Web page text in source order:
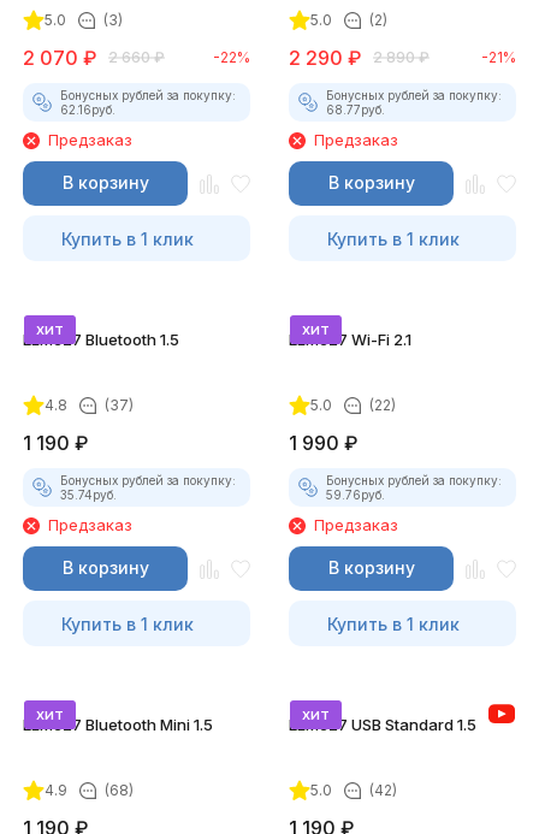
5.0 (3)
2 070 ₽ 2 660 ₽ -22%
Бонусных рублей за покупку:
62.16руб.
Предзаказ
В корзину
Купить в 1 клик
5.0 (2)
2 290 ₽ 2 890 ₽ -21%
Бонусных рублей за покупку:
68.77руб.
Предзаказ
В корзину
Купить в 1 клик
хит
ELM327 Bluetooth 1.5
4.8 (37)
1 190 ₽
Бонусных рублей за покупку:
35.74руб.
Предзаказ
В корзину
Купить в 1 клик
хит
ELM327 Wi-Fi 2.1
5.0 (22)
1 990 ₽
Бонусных рублей за покупку:
59.76руб.
Предзаказ
В корзину
Купить в 1 клик
хит
ELM327 Bluetooth Mini 1.5
4.9 (68)
1 190 ₽
хит
ELM327 USB Standard 1.5
5.0 (42)
1 190 ₽